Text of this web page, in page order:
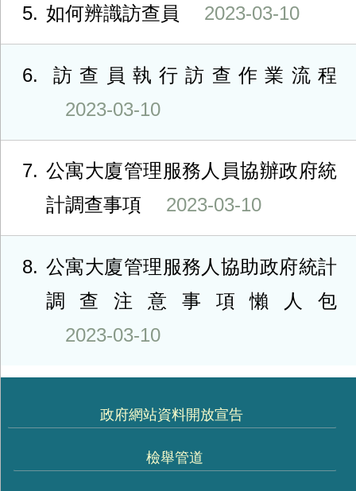
5 如何辨識訪查員 2023-03-10
6
訪查員執行訪查作業流程
2023-03-10
7
公寓大廈管理服務人員協辦政府統
計調查事項
2023-03-10
8
公寓大廈管理服務人協助政府統計
調查注意事項懶人包
2023-03-10
政府網站資料開放宣告
檢舉管道